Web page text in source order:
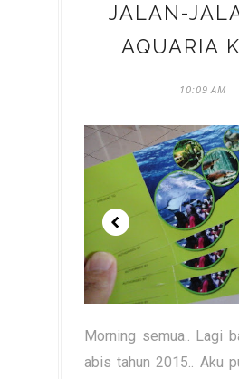
JALAN-
AQUARIA
10:09 AM
Morning semua.. Lagi
abis tahun 2015.. Aku